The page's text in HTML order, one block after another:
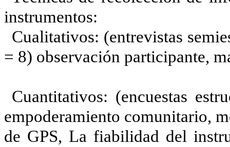
instrumentos:
Cualitativos: (entrevistas
= 8) observación participante,
Cuantitativos: (encuestas
empoderamiento comunitario,
de GPS, La fiabilidad del